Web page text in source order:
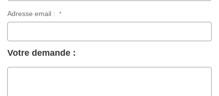
Adresse email : *
Votre demande :